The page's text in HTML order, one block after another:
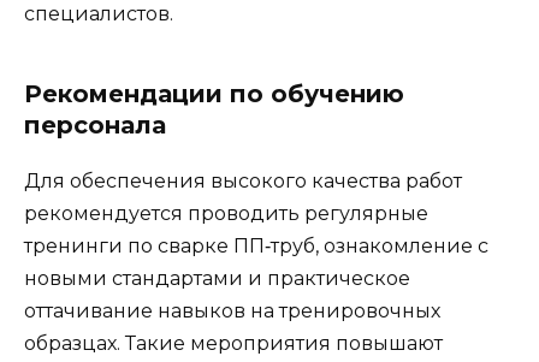
специалистов.
Рекомендации по обучению
персонала
Для обеспечения высокого качества работ
рекомендуется проводить регулярные
тренинги по сварке ПП‑труб, ознакомление с
новыми стандартами и практическое
оттачивание навыков на тренировочных
образцах. Такие мероприятия повышают